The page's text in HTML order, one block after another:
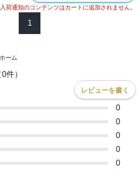
荷通知のコンテンツはカートに追加されません。
1
ーム
0件）
レビューを書く
0
0
0
0
0